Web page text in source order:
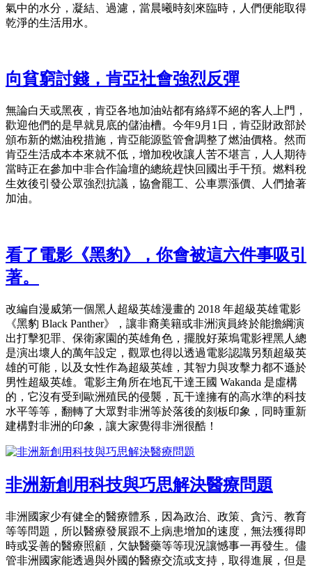
氣中的水分，凝結、過濾，當晨曦時刻來臨時，人們便能取得
乾淨的生活用水。
向貧窮討錢，肯亞社會強烈反彈
無論白天或黑夜，肯亞各地加油站都有絡繹不絕的客人上門，
歡迎他們的是早就見底的儲油槽。今年9月1日，肯亞財政部於
頒布新的燃油稅措施，肯亞能源監管會調整了燃油價格。然而
肯亞生活成本本來就不低，增加稅收讓人苦不堪言，人人期待
當時正在參加中非合作論壇的總統趕快回國出手干預。燃料稅
生效後引發公眾強烈抗議，協會罷工、公車票漲價、人們搶著
加油。
看了電影《黑豹》，你會被這六件事吸引
著。
改編自漫威第一個黑人超級英雄漫畫的 2018 年超級英雄電影
《黑豹 Black Panther》，讓非裔美籍或非洲演員終於能擔綱演
出打擊犯罪、保衛家園的英雄角色，擺脫好萊塢電影裡黑人總
是演出壞人的萬年設定，觀眾也得以透過電影認識另類超級英
雄的可能，以及女性作為超級英雄，其智力與攻擊力都不遜於
男性超級英雄。電影主角所在地瓦干達王國 Wakanda 是虛構
的，它沒有受到歐洲殖民的侵襲，瓦干達擁有的高水準的科技
水平等等，翻轉了大眾對非洲等於落後的刻板印象，同時重新
建構對非洲的印象，讓大家覺得非洲很酷！
非洲新創用科技與巧思解決醫療問題
非洲國家少有健全的醫療體系，因為政治、政策、貪污、教育
等等問題，所以醫療發展跟不上病患增加的速度，無法獲得即
時或妥善的醫療照顧，欠缺醫藥等等現況讓憾事一再發生。儘
管非洲國家能透過與外國的醫療交流或支持，取得進展，但是